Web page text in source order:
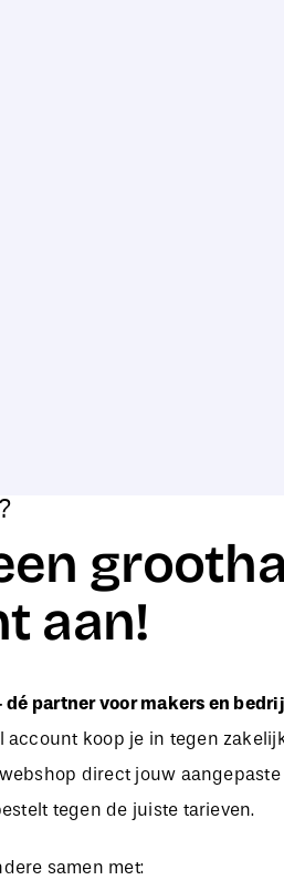
aan!
partner voor makers en
account koop je in tegen
direct jouw
tegen de juiste tarieven.
samen met: